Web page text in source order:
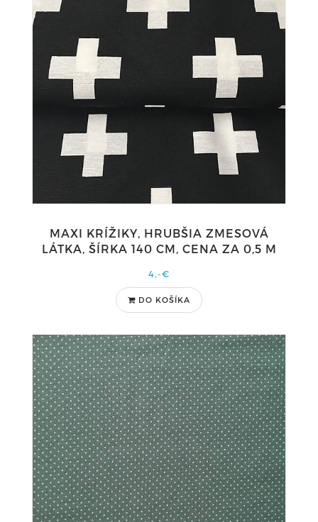
MAXI KRÍŽIKY, HRUBŠIA ZMESOVÁ
LÁTKA, ŠÍRKA 140 CM, CENA ZA 0,5 M
4,-€
DO KOŠÍKA